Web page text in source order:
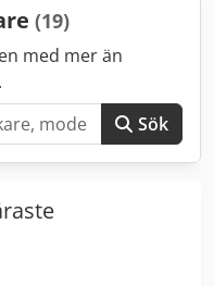
(19)
med mer än
Sök